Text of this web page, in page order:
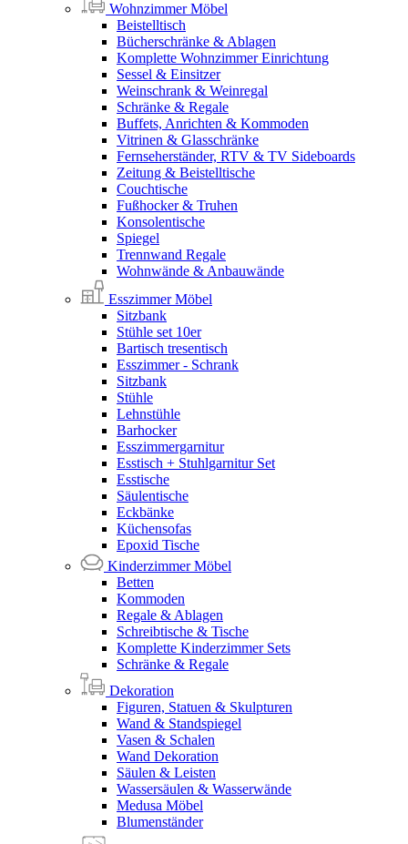
Wohnzimmer Möbel
Beistelltisch
Bücherschränke & Ablagen
Komplette Wohnzimmer Einrichtung
Sessel & Einsitzer
Weinschrank & Weinregal
Schränke & Regale
Buffets, Anrichten & Kommoden
Vitrinen & Glasschränke
Fernseherständer, RTV & TV Sideboards
Zeitung & Beistelltische
Couchtische
Fußhocker & Truhen
Konsolentische
Spiegel
Trennwand Regale
Wohnwände & Anbauwände
Esszimmer Möbel
Sitzbank
Stühle set 10er
Bartisch tresentisch
Esszimmer - Schrank
Sitzbank
Stühle
Lehnstühle
Barhocker
Esszimmergarnitur
Esstisch + Stuhlgarnitur Set
Esstische
Säulentische
Eckbänke
Küchensofas
Epoxid Tische
Kinderzimmer Möbel
Betten
Kommoden
Regale & Ablagen
Schreibtische & Tische
Komplette Kinderzimmer Sets
Schränke & Regale
Dekoration
Figuren, Statuen & Skulpturen
Wand & Standspiegel
Vasen & Schalen
Wand Dekoration
Säulen & Leisten
Wassersäulen & Wasserwände
Medusa Möbel
Blumenständer